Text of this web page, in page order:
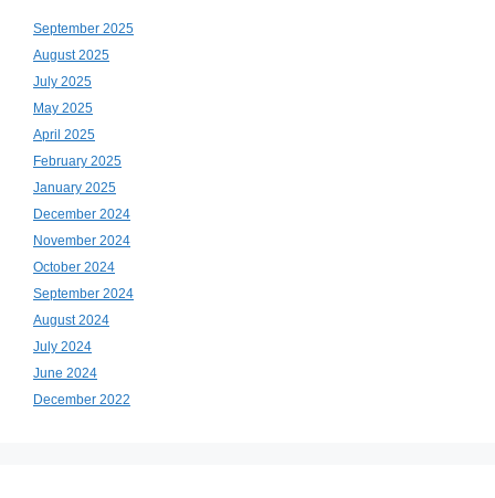
September 2025
August 2025
July 2025
May 2025
April 2025
February 2025
January 2025
December 2024
November 2024
October 2024
September 2024
August 2024
July 2024
June 2024
December 2022